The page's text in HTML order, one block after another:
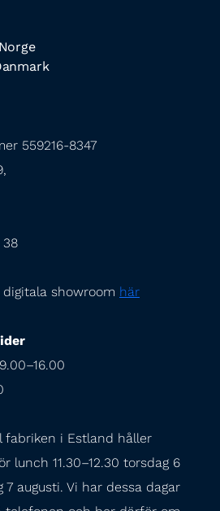
559216-8347
38
showroom här
fabriken i Estland håller
lunch 11.30–12.30 torsdag 6
augusti. Vi har dessa dagar